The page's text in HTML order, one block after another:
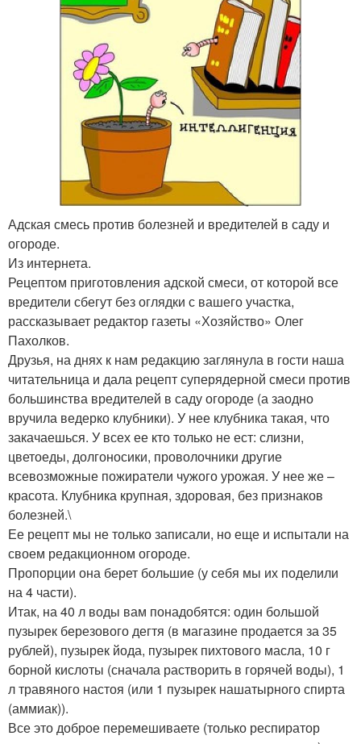
Адская смесь против болезней и вредителей в саду и
огороде.
Из интернета.
Рецептом приготовления адской смеси, от которой все
вредители сбегут без оглядки с вашего участка,
рассказывает редактор газеты «Хозяйство» Олег
Пахолков.
Друзья, на днях к нам редакцию заглянула в гости наша
читательница и дала рецепт суперядерной смеси против
большинства вредителей в саду огороде (а заодно
вручила ведерко клубники). У нее клубника такая, что
закачаешься. У всех ее кто только не ест: слизни,
цветоеды, долгоносики, проволочники другие
всевозможные пожиратели чужого урожая. У нее же –
красота. Клубника крупная, здоровая, без признаков
болезней.\
Ее рецепт мы не только записали, но еще и испытали на
своем редакционном огороде.
Пропорции она берет большие (у себя мы их поделили
на 4 части).
Итак, на 40 л воды вам понадобятся: один большой
пузырек березового дегтя (в магазине продается за 35
рублей), пузырек йода, пузырек пихтового масла, 10 г
борной кислоты (сначала растворить в горячей воды), 1
л травяного настоя (или 1 пузырек нашатырного спирта
(аммиак)).
Все это доброе перемешиваете (только респиратор